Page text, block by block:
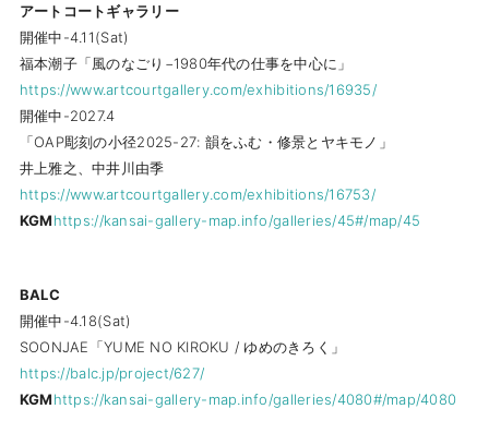
アートコートギャラリー
開催中-4.11(Sat)
福本潮子「風のなごり−1980年代の仕事を中心に」
https://www.artcourtgallery.com/exhibitions/16935/
開催中-2027.4
「OAP彫刻の小径2025-27: 韻をふむ・修景とヤキモノ」
井上雅之、中井川由季
https://www.artcourtgallery.com/exhibitions/16753/
KGMhttps://kansai-gallery-map.info/galleries/45#/map/45
BALC
開催中-4.18(Sat)
SOONJAE「YUME NO KIROKU / ゆめのきろく」
https://balc.jp/project/627/
KGMhttps://kansai-gallery-map.info/galleries/4080#/map/4080